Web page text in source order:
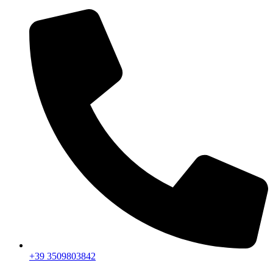
+39 3509803842